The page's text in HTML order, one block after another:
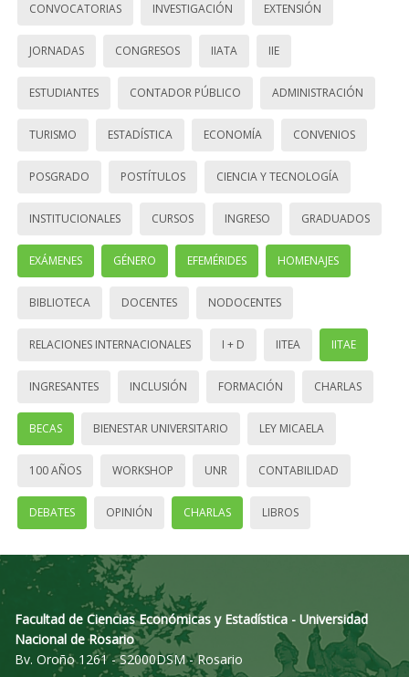
CONVOCATORIAS INVESTIGACIÓN EXTENSIÓN
JORNADAS CONGRESOS IIATA IIE
ESTUDIANTES CONTADOR PÚBLICO ADMINISTRACIÓN
TURISMO ESTADÍSTICA ECONOMÍA CONVENIOS
POSGRADO POSTÍTULOS CIENCIA Y TECNOLOGÍA
INSTITUCIONALES CURSOS INGRESO GRADUADOS
EXÁMENES GÉNERO EFEMÉRIDES HOMENAJES
BIBLIOTECA DOCENTES NODOCENTES
RELACIONES INTERNACIONALES I + D IITEA IITAE
INGRESANTES INCLUSIÓN FORMACIÓN CHARLAS
BECAS BIENESTAR UNIVERSITARIO LEY MICAELA
100 AÑOS WORKSHOP UNR CONTABILIDAD
DEBATES OPINIÓN CHARLAS LIBROS
Facultad de Ciencias Económicas y Estadística - Universidad
Nacional de Rosario
Bv. Oroño 1261 - S2000DSM - Rosario